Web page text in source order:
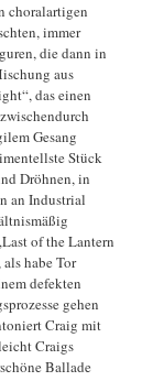
choralartigen
immer
die dann in
aus
das einen
Gesang
Stück
Dröhnen, in
an Industrial
of the Lantern
habe Tor
defekten
gehen
Craig mit
Craigs
Ballade